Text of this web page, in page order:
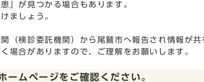
」が見つかる場合もあります。
ましょう。
関（検診委託機関）から尾鷲市へ報告され情報
場合がありますので、ご理解をお願いします。
ームページをご確認ください。